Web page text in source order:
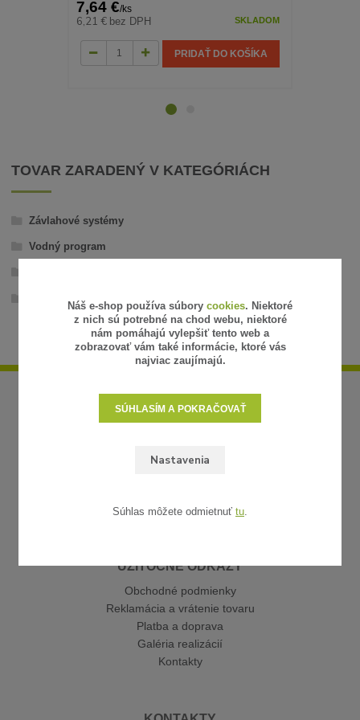
7,64 €/ks
6,21 € bez DPH SKLADOM
PRIDAŤ DO KOŠÍKA
TOVAR ZARADENÝ V KATEGÓRIÁCH
Závlahové systémy
Vodný program
Letný vodovod
UŽITOČNÉ ODKAZY
Obchodné podmienky
Reklamácia a vrátenie tovaru
Platba a doprava
Galéria realizácií
Kontakty
Náš e-shop používa súbory cookies. Niektoré
z nich sú potrebné na chod webu, niektoré
nám pomáhajú vylepšiť tento web a
zobrazovať vám také informácie, ktoré vás
najviac zaujímajú.
Nastavenia
SÚHLASÍM A POKRAČOVAŤ
Súhlas môžete odmietnuť tu